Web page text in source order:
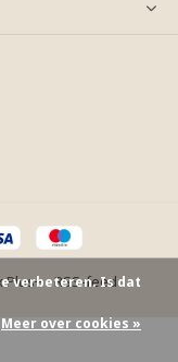
Plus+-RSS-feed
verbeteren. Is dat
Meer over cookies »